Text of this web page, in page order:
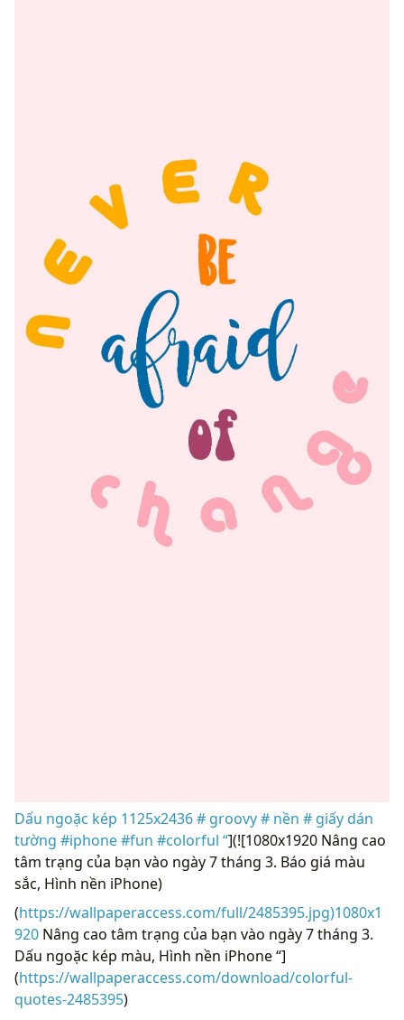
Dấu ngoặc kép 1125x2436 # groovy # nền # giấy dán
tường #iphone #fun #colorful “](![1080x1920 Nâng cao
tâm trạng của bạn vào ngày 7 tháng 3. Báo giá màu
sắc, Hình nền iPhone)
(https://wallpaperaccess.com/full/2485395.jpg)1080x1
920 Nâng cao tâm trạng của bạn vào ngày 7 tháng 3.
Dấu ngoặc kép màu, Hình nền iPhone “]
(https://wallpaperaccess.com/download/colorful-
quotes-2485395)